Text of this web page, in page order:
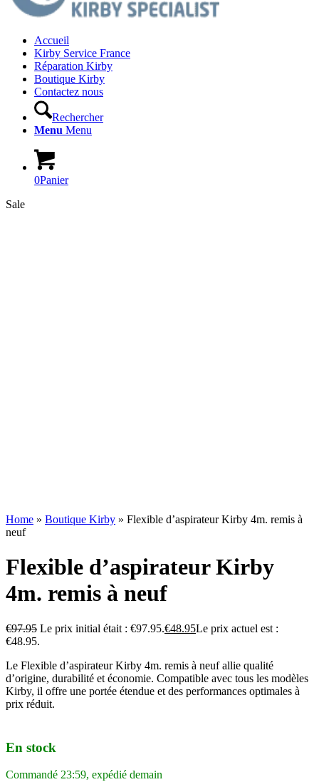
Accueil
Kirby Service France
Réparation Kirby
Boutique Kirby
Contactez nous
Rechercher
Menu Menu
0Panier
Sale
Home » Boutique Kirby » Flexible d’aspirateur Kirby 4m. remis à
neuf
Flexible d’aspirateur Kirby
4m. remis à neuf
€97.95 Le prix initial était : €97.95.€48.95Le prix actuel est :
€48.95.
Le Flexible d’aspirateur Kirby 4m. remis à neuf allie qualité
d’origine, durabilité et économie. Compatible avec tous les modèles
Kirby, il offre une portée étendue et des performances optimales à
prix réduit.
En stock
Commandé 23:59, expédié demain